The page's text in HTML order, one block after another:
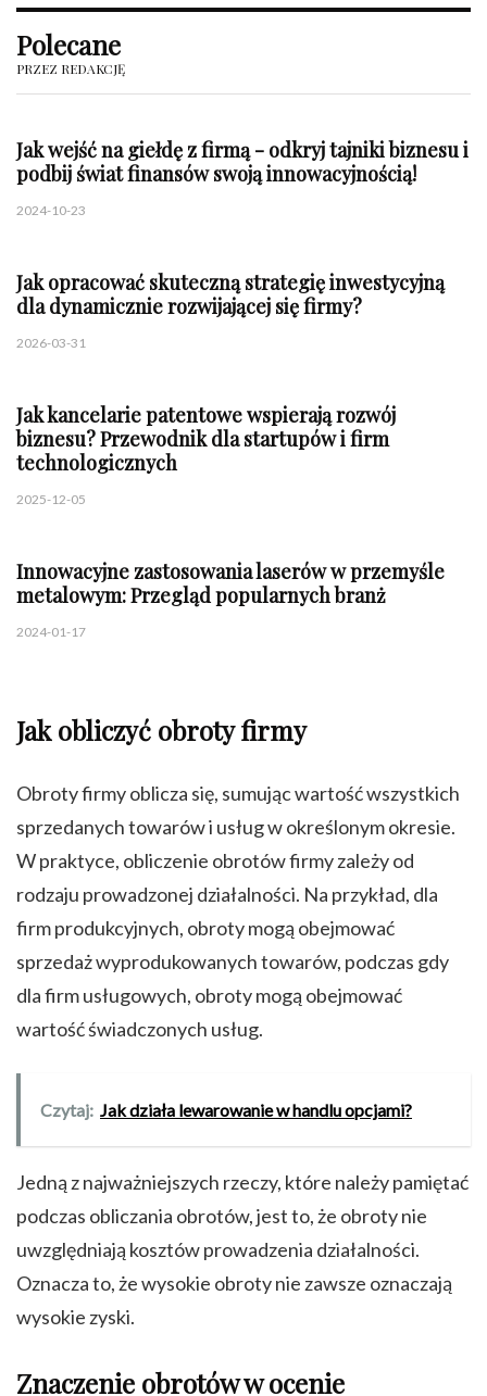
Polecane
PRZEZ REDAKCJĘ
Jak wejść na giełdę z firmą - odkryj tajniki biznesu i
podbij świat finansów swoją innowacyjnością!
2024-10-23
Jak opracować skuteczną strategię inwestycyjną
dla dynamicznie rozwijającej się firmy?
2026-03-31
Jak kancelarie patentowe wspierają rozwój
biznesu? Przewodnik dla startupów i firm
technologicznych
2025-12-05
Innowacyjne zastosowania laserów w przemyśle
metalowym: Przegląd popularnych branż
2024-01-17
Jak obliczyć obroty firmy
Obroty firmy oblicza się, sumując wartość wszystkich
sprzedanych towarów i usług w określonym okresie.
W praktyce, obliczenie obrotów firmy zależy od
rodzaju prowadzonej działalności. Na przykład, dla
firm produkcyjnych, obroty mogą obejmować
sprzedaż wyprodukowanych towarów, podczas gdy
dla firm usługowych, obroty mogą obejmować
wartość świadczonych usług.
Czytaj: Jak działa lewarowanie w handlu opcjami?
Jedną z najważniejszych rzeczy, które należy pamiętać
podczas obliczania obrotów, jest to, że obroty nie
uwzględniają kosztów prowadzenia działalności.
Oznacza to, że wysokie obroty nie zawsze oznaczają
wysokie zyski.
Znaczenie obrotów w ocenie